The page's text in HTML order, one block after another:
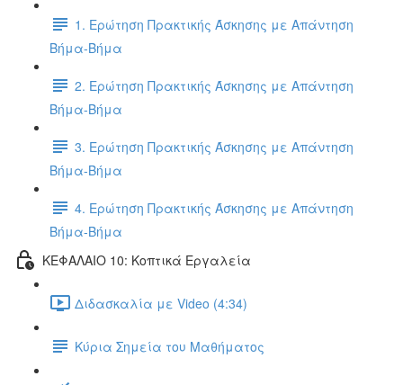
1. Ερώτηση Πρακτικής Άσκησης με Απάντηση
Βήμα-Βήμα
2. Ερώτηση Πρακτικής Άσκησης με Απάντηση
Βήμα-Βήμα
3. Ερώτηση Πρακτικής Άσκησης με Απάντηση
Βήμα-Βήμα
4. Ερώτηση Πρακτικής Άσκησης με Απάντηση
Βήμα-Βήμα
ΚΕΦΑΛΑΙΟ 10: Κοπτικά Εργαλεία
Διδασκαλία με Video (4:34)
Κύρια Σημεία του Μαθήματος